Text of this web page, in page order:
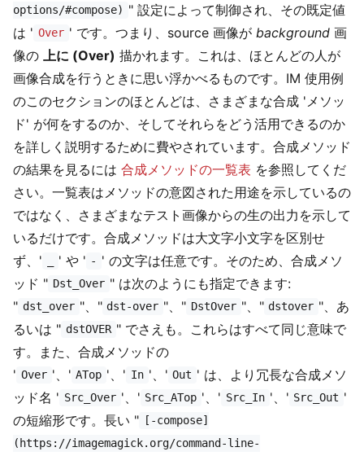
options/#compose) " 設定によって制御され、その既定値
は ' Over ' です。つまり、source 画像が background画
像の
上に (Over) 描かれます。これは、ほとんどの人が
画像合成を行うときに思い浮かべるものです。IM 使用例
のこのセクションのほとんどは、さまざまな合成 'メソッ
ド' が何をするのか、そしてそれらをどう活用できるのか
を詳しく説明するために費やされています。合成メソッド
の結果を見るには 合成メソッドの一覧表 を参照してくだ
さい。一覧表はメソッドの意図された用途を示しているの
ではなく、さまざまなテスト画像からの生の出力を示して
いるだけです。合成メソッドは大文字小文字を区別せ
ず、'
' や ' - ' の文字は任意です。そのため、合成メソ
ッド " Dst_Over " は次のようにも指定できます:
" dst_over "、" dst-over "、" DstOver "、" dstover "、あ
るいは " dstOVER " でさえも。これらはすべて同じ意味で
す。また、合成メソッドの
' Over '、' ATop '、' In '、' Out ' は、より冗長な合成メソ
ッド名 ' Src_Over '、' Src_ATop '、' Src_In '、' Src_Out '
の短縮形です。長い "
[-compose]
(https://imagemagick.org/command-line-